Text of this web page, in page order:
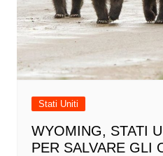
Stati Uniti
WYOMING, STATI
PER SALVARE GLI